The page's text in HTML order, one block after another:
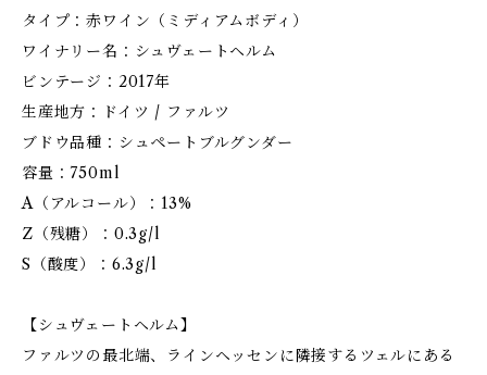
タイプ：赤ワイン（ミディアムボディ）
ワイナリー名：シュヴェートヘルム
ビンテージ：2017年
生産地方：ドイツ / ファルツ
ブドウ品種：シュペートブルグンダー
容量：750ml
A（アルコール）：13%
Z（残糖）：0.3g/l
S（酸度）：6.3g/l
【シュヴェートヘルム】
ファルツの最北端、ラインヘッセンに隣接するツェルにある